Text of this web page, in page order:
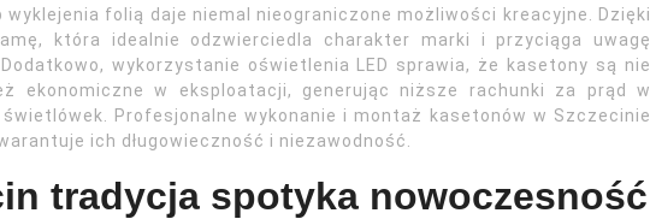
wyklejenia folią daje niemal nieograniczone możliwości kreacyjne. Dzięki
która idealnie odzwierciedla charakter marki i przyciąga uwagę
wykorzystanie oświetlenia LED sprawia, że kasetony są nie
ekonomiczne w eksploatacji, generując niższe rachunki za prąd w
Profesjonalne wykonanie i montaż kasetonów w Szczecinie
ich długowieczność i niezawodność.
tradycja spotyka nowoczesność